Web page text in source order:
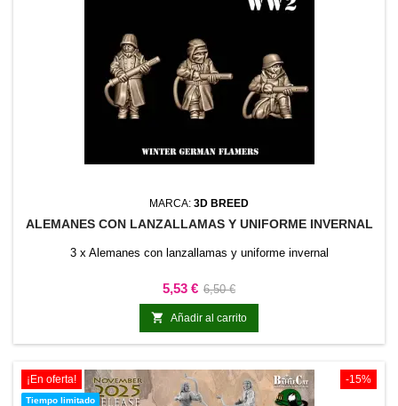
MARCA: 3D BREED
ALEMANES CON LANZALLAMAS Y UNIFORME INVERNAL
3 x Alemanes con lanzallamas y uniforme invernal
Precio
5,53 € Precio
base
6,50 €
 Añadir al carrito
-15%
¡En oferta!
Tiempo limitado